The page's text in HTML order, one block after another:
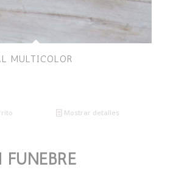
MULTICOLOR
Mostrar detalles